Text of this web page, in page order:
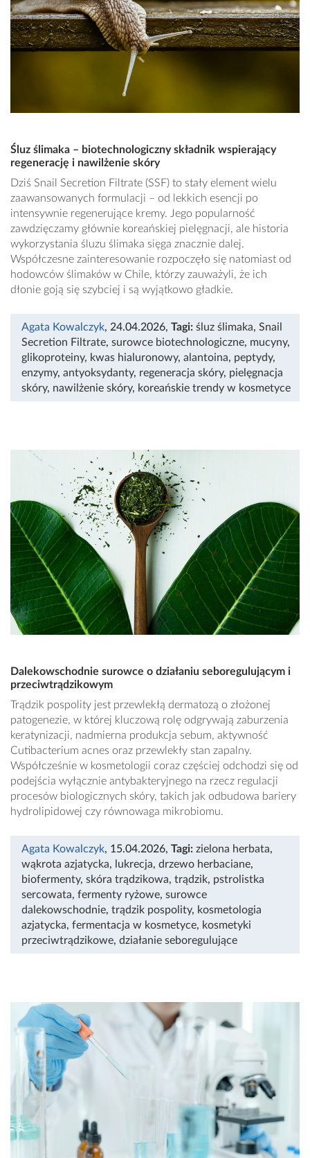
Śluz ślimaka – biotechnologiczny składnik wspierający
regenerację i nawilżenie skóry
Dziś Snail Secretion Filtrate (SSF) to stały element wielu
zaawansowanych formulacji – od lekkich esencji po
intensywnie regenerujące kremy. Jego popularność
zawdzięczamy głównie koreańskiej pielęgnacji, ale historia
wykorzystania śluzu ślimaka sięga znacznie dalej.
Współczesne zainteresowanie rozpoczęło się natomiast od
hodowców ślimaków w Chile, którzy zauważyli, że ich
dłonie goją się szybciej i są wyjątkowo gładkie.
Agata Kowalczyk, 24.04.2026, Tagi: śluz ślimaka, Snail
Secretion Filtrate, surowce biotechnologiczne, mucyny,
glikoproteiny, kwas hialuronowy, alantoina, peptydy,
enzymy, antyoksydanty, regeneracja skóry, pielęgnacja
skóry, nawilżenie skóry, koreańskie trendy w kosmetyce
Dalekowschodnie surowce o działaniu seboregulującym i
przeciwtrądzikowym
Trądzik pospolity jest przewlekłą dermatozą o złożonej
patogenezie, w której kluczową rolę odgrywają zaburzenia
keratynizacji, nadmierna produkcja sebum, aktywność
Cutibacterium acnes oraz przewlekły stan zapalny.
Współcześnie w kosmetologii coraz częściej odchodzi się od
podejścia wyłącznie antybakteryjnego na rzecz regulacji
procesów biologicznych skóry, takich jak odbudowa bariery
hydrolipidowej czy równowaga mikrobiomu.
Agata Kowalczyk, 15.04.2026, Tagi: zielona herbata,
wąkrota azjatycka, lukrecja, drzewo herbaciane,
biofermenty, skóra trądzikowa, trądzik, pstrolistka
sercowata, fermenty ryżowe, surowce
dalekowschodnie, trądzik pospolity, kosmetologia
azjatycka, fermentacja w kosmetyce, kosmetyki
przeciwtrądzikowe, działanie seboregulujące